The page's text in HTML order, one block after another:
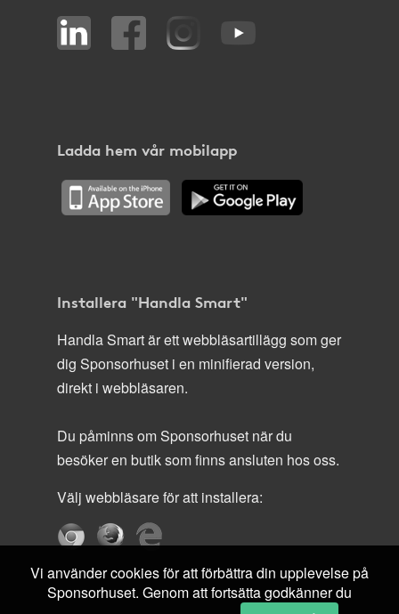
Ladda hem vår mobilapp
Installera "Handla Smart"
Handla Smart är ett webbläsartillägg som ger
dig Sponsorhuset i en minifierad version,
direkt i webbläsaren.
Du påminns om Sponsorhuset när du
besöker en butik som finns ansluten hos oss.
Välj webbläsare för att installera:
Vi använder cookies för att förbättra din upplevelse på
Sponsorhuset. Genom att fortsätta godkänner du